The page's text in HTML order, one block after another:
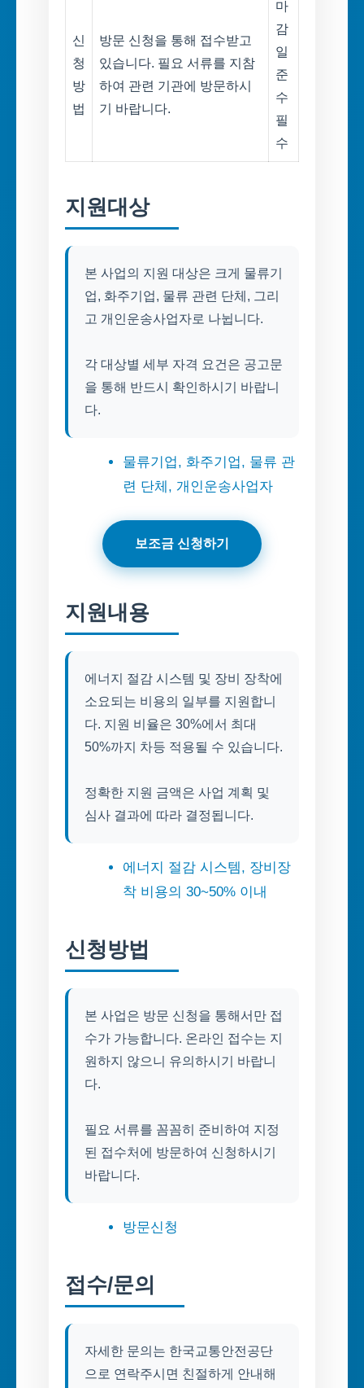
신
청
방
법
방문 신청을 통해 접수받고
있습니다. 필요 서류를 지참
하여 관련 기관에 방문하시
기 바랍니다.
마
감
일
준
수
필
수
지원대상
본 사업의 지원 대상은 크게 물류기
업, 화주기업, 물류 관련 단체, 그리
고 개인운송사업자로 나뉩니다.
각 대상별 세부 자격 요건은 공고문
을 통해 반드시 확인하시기 바랍니
다.
물류기업, 화주기업, 물류 관
련 단체, 개인운송사업자
보조금 신청하기
지원내용
에너지 절감 시스템 및 장비 장착에
소요되는 비용의 일부를 지원합니
다. 지원 비율은 30%에서 최대
50%까지 차등 적용될 수 있습니다.
정확한 지원 금액은 사업 계획 및
심사 결과에 따라 결정됩니다.
에너지 절감 시스템, 장비장
착 비용의 30~50% 이내
신청방법
본 사업은 방문 신청을 통해서만 접
수가 가능합니다. 온라인 접수는 지
원하지 않으니 유의하시기 바랍니
다.
필요 서류를 꼼꼼히 준비하여 지정
된 접수처에 방문하여 신청하시기
바랍니다.
방문신청
접수/문의
자세한 문의는 한국교통안전공단
으로 연락주시면 친절하게 안내해